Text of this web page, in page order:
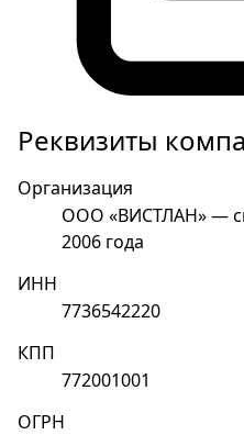
Реквизиты
Организация
ООО «ВИСТЛАН» —
2006 года
ИНН
7736542220
КПП
772001001
ОГРН